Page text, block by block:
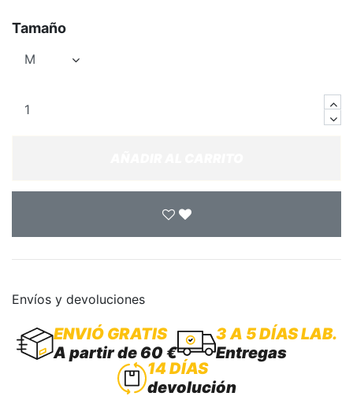
Tamaño
Envíos y devoluciones
ENVIÓ GRATIS
A partir de 60 €
3 A 5 DÍAS LAB.
Entregas
14 DÍAS
devolución